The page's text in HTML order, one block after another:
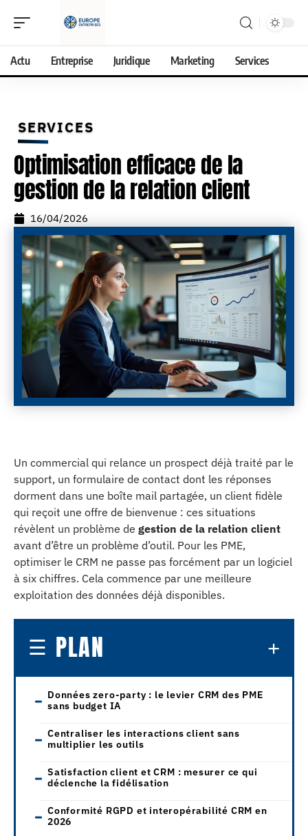
Actu Entreprise Juridique Marketing Services
SERVICES
Optimisation efficace de la
gestion de la relation client
16/04/2026
Un commercial qui relance un prospect déjà traité par le
support, un formulaire de contact dont les réponses
dorment dans une boîte mail partagée, un client fidèle
qui reçoit une offre de bienvenue : ces situations
révèlent un problème de gestion de la relation client
avant d’être un problème d’outil. Pour les PME,
optimiser le CRM ne passe pas forcément par un logiciel
à six chiffres. Cela commence par une meilleure
exploitation des données déjà disponibles.
PLAN
Données zero-party : le levier CRM des PME
sans budget IA
Centraliser les interactions client sans
multiplier les outils
Satisfaction client et CRM : mesurer ce qui
déclenche la fidélisation
Conformité RGPD et interopérabilité CRM en
2026